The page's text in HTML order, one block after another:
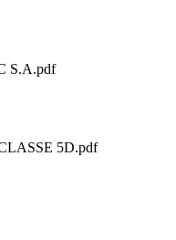
S.A.pdf
5D.pdf